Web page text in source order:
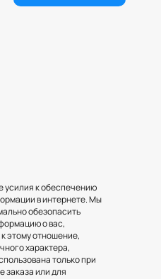
усилия к обеспечению
в интернете. Мы
обезопасить
о вас,
этому отношение,
характера,
только при
заказа или для